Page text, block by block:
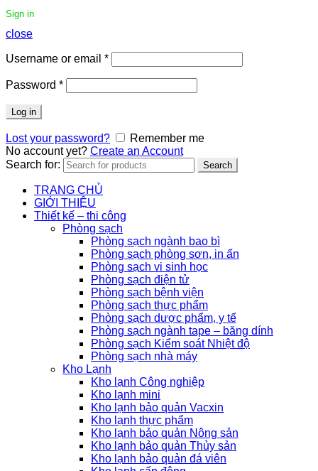
Sign in
close
Username or email *
Password *
Log in
Lost your password?
Remember me
No account yet? Create an Account
Search for:
Search
TRANG CHỦ
GIỚI THIỆU
Thiết kế – thi công
Phòng sạch
Phòng sạch ngành bao bì
Phòng sạch phòng sơn, in ấn
Phòng sạch vi sinh học
Phòng sạch điện tử
Phòng sạch bệnh viện
Phòng sạch thực phẩm
Phòng sạch dược phẩm, y tế
Phòng sạch ngành tape – băng dính
Phòng sạch Kiểm soát Nhiệt độ
Phòng sạch nhà máy
Kho Lạnh
Kho lạnh Công nghiệp
Kho lạnh mini
Kho lạnh bảo quản Vacxin
Kho lạnh thực phẩm
Kho lạnh bảo quản Nông sản
Kho lạnh bảo quản Thủy sản
Kho lạnh bảo quản đá viên